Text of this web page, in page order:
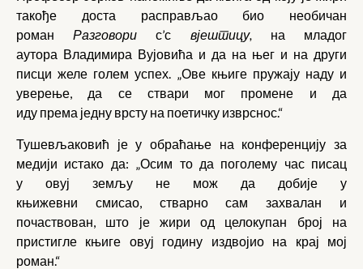
такође доста расправљао био необичан
роман Разговорис’с вјештицу, на младог
аутора Владимира Вујовића и да на њег и на други
писци желе голем успех. „Ове књиге пружају наду и
уверење, да се ствари мог промене и да
иду према једну врсту на поетичку изврснос.“
Тушевљаковић је у обраћање на конференцију за
медији истако да: „Осим то да поголему час писац
у овуј земљу не мож да добије у
књижевни смисао, стварно сам захвалан и
почаствован, што је жири од целокупан број на
пристигле књиге овуј годину издвојио на крај мој
роман.“